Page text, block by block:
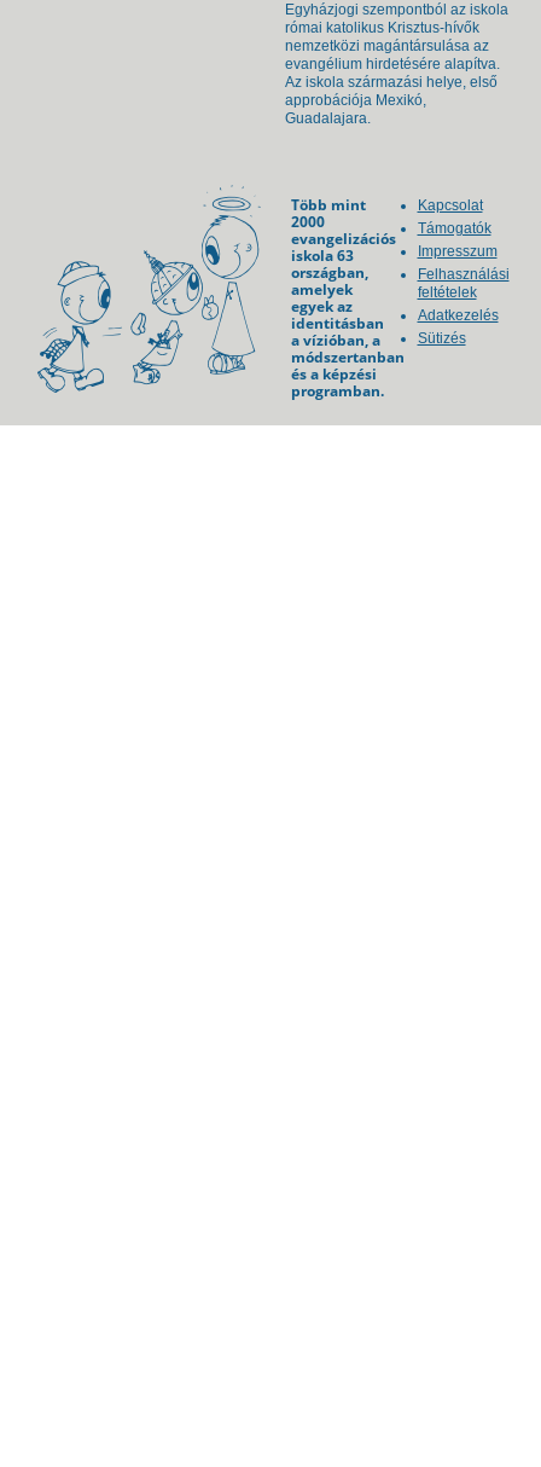
Egyházjogi szempontból az iskola
római katolikus Krisztus-hívők
nemzetközi magántársulása az
evangélium hirdetésére alapítva.
Az iskola származási helye, első
approbációja Mexikó,
Guadalajara.
Több mint
2000
evangelizációs
iskola 63
országban,
amelyek
egyek az
identitásban
a vízióban, a
módszertanban
és a képzési
programban.
Kapcsolat
Támogatók
Impresszum
Felhasználási
feltételek
Adatkezelés
Sütizés